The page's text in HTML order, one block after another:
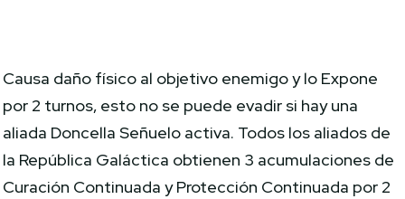
Causa daño físico al objetivo enemigo y lo Expone
por 2 turnos, esto no se puede evadir si hay una
aliada Doncella Señuelo activa. Todos los aliados de
la República Galáctica obtienen 3 acumulaciones de
Curación Continuada y Protección Continuada por 2